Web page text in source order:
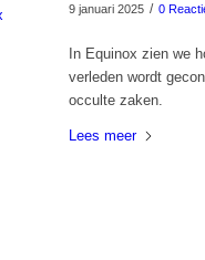
9 januari 2025 / 0
In Equinox zien we
verleden wordt
occulte zaken.
Lees meer